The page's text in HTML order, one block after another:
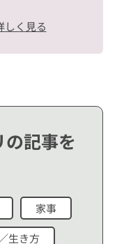
しく見る
記事を
家事
生き方